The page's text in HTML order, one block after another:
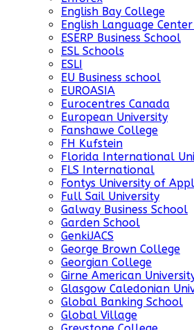
English Bay College
English Language Center
ESERP Business School
ESL Schools
ESLI
EU Business school
EUROASIA
Eurocentres Canada
European University
Fanshawe College
FH Kufstein
Florida International
FLS International
Fontys University of
Full Sail University
Galway Business School
Garden School
GenkiJACS
George Brown College
Georgian College
Girne American
Glasgow Caledonian
Global Banking School
Global Village